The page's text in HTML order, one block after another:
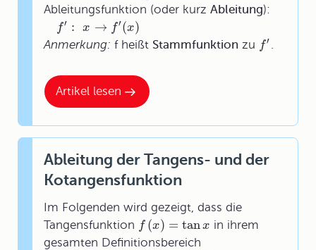
Artikel lesen
Ableitungsfunktion (oder kurz Ableitung):
f′ : x → f′(x)
Anmerkung: f heißt Stammfunktion zu f′
Ableitung der Tangens- und der
Kotangensfunktion
Im Folgenden wird gezeigt, dass die
Tangensfunktion f (x) = tan x in ihrem
gesamten Definitionsbereich